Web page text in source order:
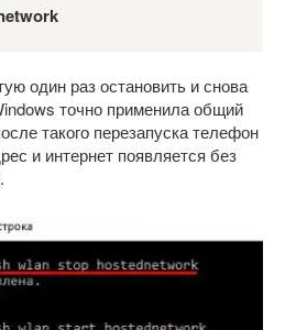
один раз остановить и снова
точно применила общий
такого перезапуска телефон
и интернет появляется без